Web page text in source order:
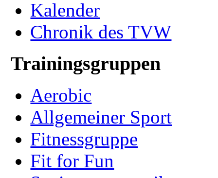
Kalender
Chronik des TVW
Trainingsgruppen
Aerobic
Allgemeiner Sport
Fitnessgruppe
Fit for Fun